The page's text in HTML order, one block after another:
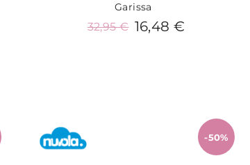
Garissa
16,48 €
32,95 €
-50%